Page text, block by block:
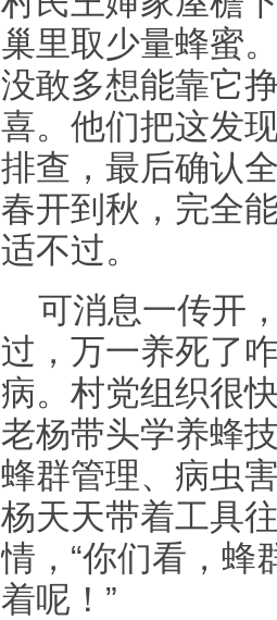
巢里取少量蜂蜜
没敢多想能靠它
喜。他们把这发
排查，最后确认
春开到秋，完全
适不过。
可消息一传开
过，万一养死了
病。村党组织很
老杨带头学养蜂
蜂群管理、病虫
杨天天带着工具
情，“你们看，蜂
着呢！”